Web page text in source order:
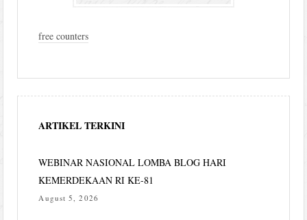
free counters
ARTIKEL TERKINI
WEBINAR NASIONAL LOMBA BLOG HARI
KEMERDEKAAN RI KE-81
August 5, 2026